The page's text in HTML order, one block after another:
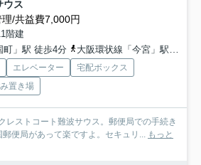
ウス
理/共益費7,000円
階建
町」駅 徒歩4分
大阪環状線「今宮」駅 徒歩9分
エレベーター
宅配ボックス
置き場
レストコート難波サウス。郵便局での手続き
便局があって楽ですよ。セキュリ... もっと